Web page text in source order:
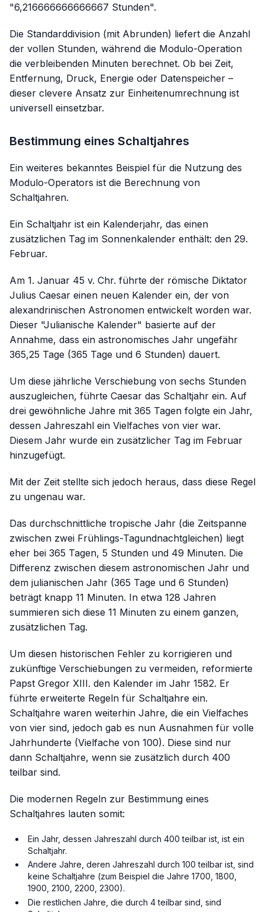
"6,216666666666667 Stunden".
Die Standarddivision (mit Abrunden) liefert die Anzahl
der vollen Stunden, während die Modulo-Operation
die verbleibenden Minuten berechnet. Ob bei Zeit,
Entfernung, Druck, Energie oder Datenspeicher –
dieser clevere Ansatz zur Einheitenumrechnung ist
universell einsetzbar.
Bestimmung eines Schaltjahres
Ein weiteres bekanntes Beispiel für die Nutzung des
Modulo-Operators ist die Berechnung von
Schaltjahren.
Ein Schaltjahr ist ein Kalenderjahr, das einen
zusätzlichen Tag im Sonnenkalender enthält: den 29.
Februar.
Am 1. Januar 45 v. Chr. führte der römische Diktator
Julius Caesar einen neuen Kalender ein, der von
alexandrinischen Astronomen entwickelt worden war.
Dieser "Julianische Kalender" basierte auf der
Annahme, dass ein astronomisches Jahr ungefähr
365,25 Tage (365 Tage und 6 Stunden) dauert.
Um diese jährliche Verschiebung von sechs Stunden
auszugleichen, führte Caesar das Schaltjahr ein. Auf
drei gewöhnliche Jahre mit 365 Tagen folgte ein Jahr,
dessen Jahreszahl ein Vielfaches von vier war.
Diesem Jahr wurde ein zusätzlicher Tag im Februar
hinzugefügt.
Mit der Zeit stellte sich jedoch heraus, dass diese Regel
zu ungenau war.
Das durchschnittliche tropische Jahr (die Zeitspanne
zwischen zwei Frühlings-Tagundnachtgleichen) liegt
eher bei 365 Tagen, 5 Stunden und 49 Minuten. Die
Differenz zwischen diesem astronomischen Jahr und
dem julianischen Jahr (365 Tage und 6 Stunden)
beträgt knapp 11 Minuten. In etwa 128 Jahren
summieren sich diese 11 Minuten zu einem ganzen,
zusätzlichen Tag.
Um diesen historischen Fehler zu korrigieren und
zukünftige Verschiebungen zu vermeiden, reformierte
Papst Gregor XIII. den Kalender im Jahr 1582. Er
führte erweiterte Regeln für Schaltjahre ein.
Schaltjahre waren weiterhin Jahre, die ein Vielfaches
von vier sind, jedoch gab es nun Ausnahmen für volle
Jahrhunderte (Vielfache von 100). Diese sind nur
dann Schaltjahre, wenn sie zusätzlich durch 400
teilbar sind.
Die modernen Regeln zur Bestimmung eines
Schaltjahres lauten somit:
Ein Jahr, dessen Jahreszahl durch 400 teilbar ist, ist ein
Schaltjahr.
Andere Jahre, deren Jahreszahl durch 100 teilbar ist, sind
keine Schaltjahre (zum Beispiel die Jahre 1700, 1800,
1900, 2100, 2200, 2300).
Die restlichen Jahre, die durch 4 teilbar sind, sind